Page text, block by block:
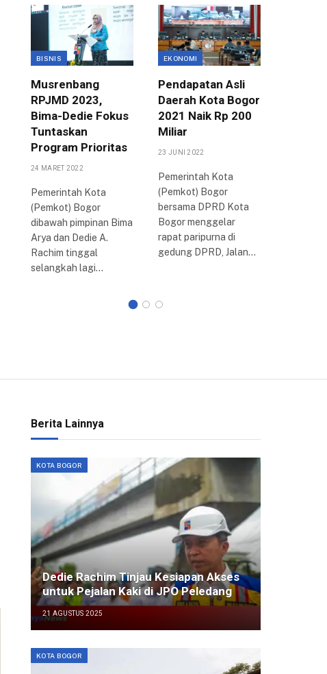
BISNIS
Musrenbang
RPJMD 2023,
Bima-Dedie Fokus
Tuntaskan
Program Prioritas
24 MARET 2022
Pemerintah Kota
(Pemkot) Bogor
dibawah pimpinan Bima
Arya dan Dedie A.
Rachim tinggal
selangkah lagi…
EKONOMI
Pendapatan Asli
Daerah Kota Bogor
2021 Naik Rp 200
Miliar
23 JUNI 2022
Pemerintah Kota
(Pemkot) Bogor
bersama DPRD Kota
Bogor menggelar
rapat paripurna di
gedung DPRD, Jalan…
Berita Lainnya
KOTA BOGOR
Dedie Rachim Tinjau Kesiapan Akses
untuk Pejalan Kaki di JPO Peledang
21 AGUSTUS 2025
KOTA BOGOR